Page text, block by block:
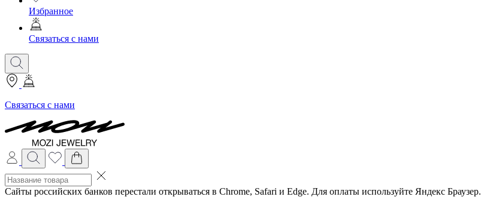
Избранное
Связаться с нами
Связаться с нами
Сайты российских банков перестали открываться в Chrome, Safari и Edge. Для оплаты используйте Яндекс Браузер.